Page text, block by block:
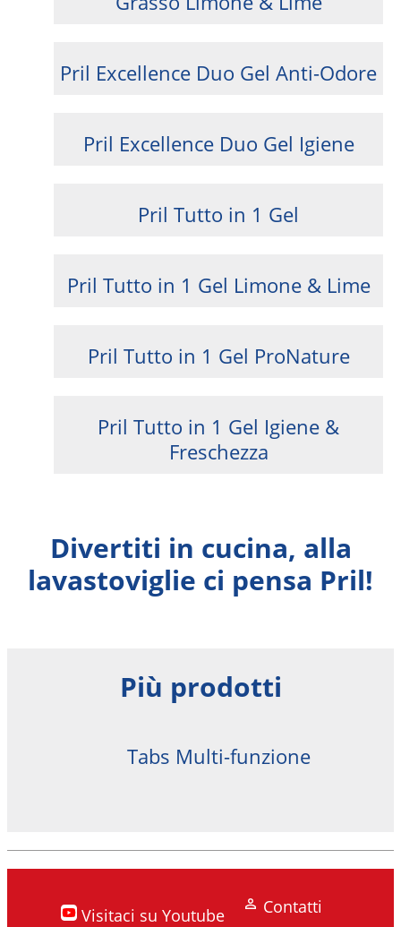
Pril Excellence Duo Gel Anti-Odore
Pril Excellence Duo Gel Igiene
Pril Tutto in 1 Gel
Pril Tutto in 1 Gel Limone & Lime
Pril Tutto in 1 Gel ProNature
Pril Tutto in 1 Gel Igiene &
Freschezza
Divertiti in cucina, alla
lavastoviglie ci pensa Pril!
Più prodotti
Tabs Multi-funzione
Pril Additivi
Visitaci su Youtube Contatti